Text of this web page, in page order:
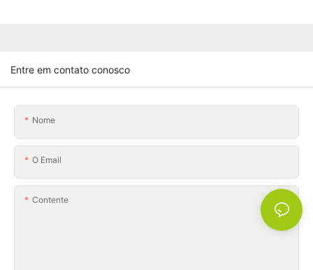
Entre em contato conosco
Nome
O Email
Contente